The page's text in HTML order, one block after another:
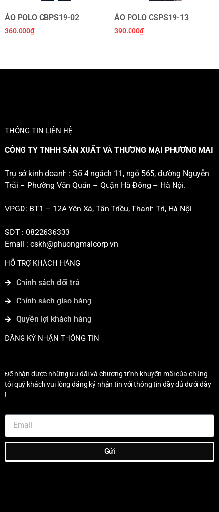
ÁO POLO CBPS19-02
360.000₫
ÁO POLO CSPS19-13
390.000₫
THÔNG TIN LIÊN HỆ
CÔNG TY TNHH SẢN XUẤT VÀ THƯƠNG MẠI PHƯƠNG MAI
Trụ sở kinh doanh : Số 4 ngách 11, ngõ 565, đường Nguyễn
Trãi – Phường Văn Quán – Quận Hà Đông – Hà Nội.
VPGD: BT1 – 12A Yên Xá, Tân Triều, Thanh Trì, Hà Nội
SDT : 0822636333
Email : cskh@phuongmaicorp.vn
HỖ TRỢ KHÁCH HÀNG
Chính sách đổi trả
Chính sách giao hàng
Quyền lợi khách hàng
ĐĂNG KÝ NHẬN THÔNG TIN
Để nhận được những ưu đãi và chương trình khuyến mãi của chúng
tôi quý khách vui lòng đăng ký nhận tin với thông tin đầy đủ dưới đây
!
Gửi